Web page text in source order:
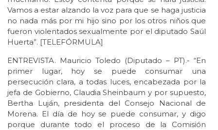
Vamos a estar alzando la voz para que se haga justicia
no nada más por mi hijo sino por los otros niños que
fueron violentados sexualmente por el diputado Saúl
Huerta”. [TELEFÓRMULA]
ENTREVISTA. Mauricio Toledo (Diputado – PT).- “En
primer lugar, hoy se puede consumar una
persecución clara, a todas luces, encabezada por la
jefa de Gobierno, Claudia Sheinbaum y por supuesto,
Bertha Luján, presidenta del Consejo Nacional de
Morena. El día de hoy se puede consumar, y digo
porque durante todo el proceso de la Comisión